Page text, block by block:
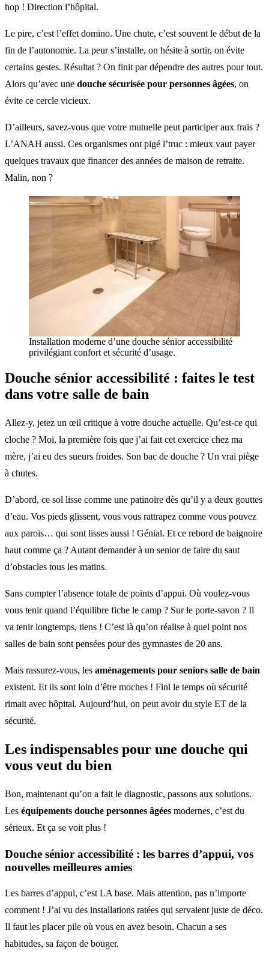
hop ! Direction l’hôpital.
Le pire, c’est l’effet domino. Une chute, c’est souvent le début de la
fin de l’autonomie. La peur s’installe, on hésite à sortir, on évite
certains gestes. Résultat ? On finit par dépendre des autres pour tout.
Alors qu’avec une douche sécurisée pour personnes âgées, on
évite ce cercle vicieux.
D’ailleurs, savez-vous que votre mutuelle peut participer aux frais ?
L’ANAH aussi. Ces organismes ont pigé l’truc : mieux vaut payer
quelques travaux que financer des années de maison de retraite.
Malin, non ?
Installation moderne d’une douche sénior accessibilité
privilégiant confort et sécurité d’usage.
Douche sénior accessibilité : faites le test
dans votre salle de bain
Allez-y, jetez un œil critique à votre douche actuelle. Qu’est-ce qui
cloche ? Moi, la première fois que j’ai fait cet exercice chez ma
mère, j’ai eu des sueurs froides. Son bac de douche ? Un vrai piège
à chutes.
D’abord, ce sol lisse comme une patinoire dès qu’il y a deux gouttes
d’eau. Vos pieds glissent, vous vous rattrapez comme vous pouvez
aux parois… qui sont lisses aussi ! Génial. Et ce rebord de baignoire
haut comme ça ? Autant demander à un senior de faire du saut
d’obstacles tous les matins.
Sans compter l’absence totale de points d’appui. Où voulez-vous
vous tenir quand l’équilibre fiche le camp ? Sur le porte-savon ? Il
va tenir longtemps, tiens ! C’est là qu’on réalise à quel point nos
salles de bain sont pensées pour des gymnastes de 20 ans.
Mais rassurez-vous, les aménagements pour seniors salle de bain
existent. Et ils sont loin d’être moches ! Fini le temps où sécurité
rimait avec hôpital. Aujourd’hui, on peut avoir du style ET de la
sécurité.
Les indispensables pour une douche qui
vous veut du bien
Bon, maintenant qu’on a fait le diagnostic, passons aux solutions.
Les équipements douche personnes âgées modernes, c’est du
sérieux. Et ça se voit plus !
Douche sénior accessibilité : les barres d’appui, vos
nouvelles meilleures amies
Les barres d’appui, c’est LA base. Mais attention, pas n’importe
comment ! J’ai vu des installations ratées qui servaient juste de déco.
Il faut les placer pile où vous en avez besoin. Chacun a ses
habitudes, sa façon de bouger.